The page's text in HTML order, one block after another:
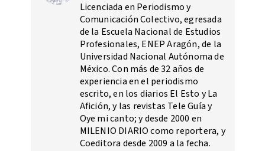
Licenciada en Periodismo y
Comunicación Colectivo, egresada
de la Escuela Nacional de Estudios
Profesionales, ENEP Aragón, de la
Universidad Nacional Autónoma de
México. Con más de 32 años de
experiencia en el periodismo
escrito, en los diarios El Esto y La
Afición, y las revistas Tele Guía y
Oye mi canto; y desde 2000 en
MILENIO DIARIO como reportera, y
Coeditora desde 2009 a la fecha.